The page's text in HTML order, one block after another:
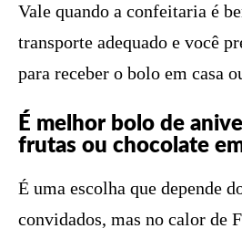
Vale quando a confeitaria é
transporte adequado e você
para receber o bolo em casa
É melhor bolo de
frutas ou chocolate
É uma escolha que depende
convidados, mas no calor de